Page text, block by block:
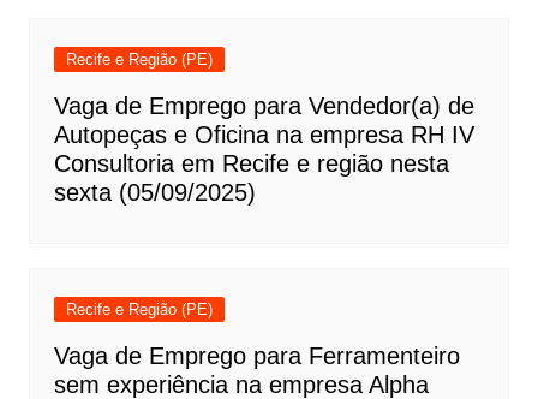
Recife e Região (PE)
Vaga de Emprego para Vendedor(a) de
Autopeças e Oficina na empresa RH IV
Consultoria em Recife e região nesta
sexta (05/09/2025)
Recife e Região (PE)
Vaga de Emprego para Ferramenteiro
sem experiência na empresa Alpha